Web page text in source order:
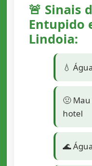
🚨 Sinais
Entupido
Lindoia:
💧
🤢
hotel
🌊